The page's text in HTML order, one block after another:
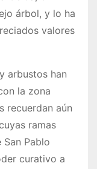
árbol, y lo ha
valores
arbustos han
la zona
recuerdan aún
ramas
Pablo
curativo a